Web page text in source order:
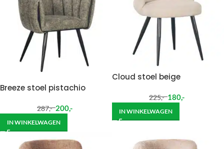
Breeze stoel pistachio
287,- 200,-
IN WINKELWAGEN
Cloud stoel beige
225,- 180,-
IN WINKELWAGEN